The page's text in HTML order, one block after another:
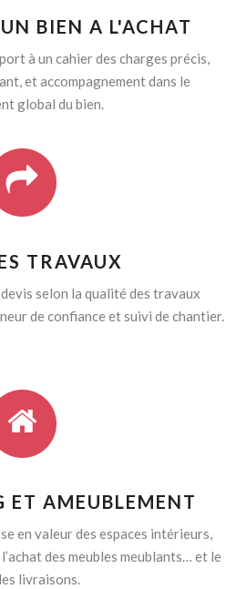
BIEN A L'ACHAT
à un cahier des charges précis,
et accompagnement dans le
global du bien.
TRAVAUX
selon la qualité des travaux
de confiance et suivi de chantier.
ET AMEUBLEMENT
en valeur des espaces intérieurs,
des meubles meublants… et le
livraisons.